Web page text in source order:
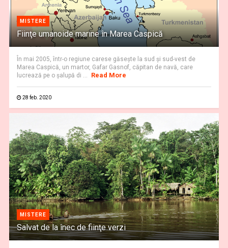
MISTERE
Fiinţe umanoide marine în Marea Caspică
În mai 2005, într-o regiune carese găseşte la sud şi sud-vest de
Marea Caspică, un martor, Gafar Gasnof, căpitan de navă, care
lucrează pe o şalupă di ...
Read More
28 feb. 2020
MISTERE
Salvat de la înec de fiinţe verzi